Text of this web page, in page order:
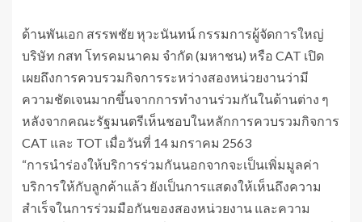
ด้านพันเอก สรรพชัย หุวะนันทน์ กรรมการผู้จัดการใหญ่
บริษัท กสท โทรคมนาคม จำกัด (มหาชน) หรือ CAT เปิด
เผยถึงการควบรวมกิจการระหว่างสองหน่วยงานว่ามี
ความชัดเจนมากขึ้นจากการทำงานร่วมกันในด้านต่าง ๆ
หลังจากคณะรัฐมนตรีเห็นชอบในหลักการควบรวมกิจการ
CAT และ TOT เมื่อวันที่ 14 มกราคม 2563
“การนำร่องให้บริการร่วมกันนอกจากจะเป็นเพิ่มมูลค่า
บริการให้กับลูกค้าแล้ว ยังเป็นการแสดงให้เห็นถึงความ
สำเร็จในการร่วมมือกันของสองหน่วยงาน และความ